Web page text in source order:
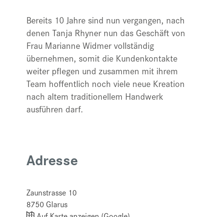
Bereits 10 Jahre sind nun vergangen, nach
denen Tanja Rhyner nun das Geschäft von
Frau Marianne Widmer vollständig
übernehmen, somit die Kundenkontakte
weiter pflegen und zusammen mit ihrem
Team hoffentlich noch viele neue Kreation
nach altem traditionellem Handwerk
ausführen darf.
Adresse
Zaunstrasse 10
8750 Glarus